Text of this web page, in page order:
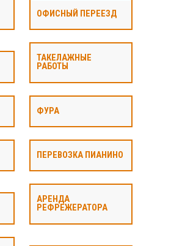
ОФИСНЫЙ ПЕРЕЕЗД
ТАКЕЛАЖНЫЕ
РАБОТЫ
ФУРА
ПЕРЕВОЗКА ПИАНИНО
АРЕНДА
РЕФРЕЖЕРАТОРА